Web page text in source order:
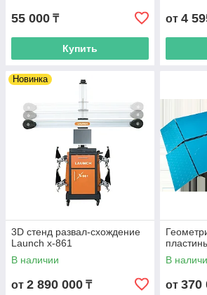
55 000 ₸
Купить
от 4
Новинка
3D стенд развал-схождение
Launch x-861
В наличии
от 2 890 000 ₸
В
от 370